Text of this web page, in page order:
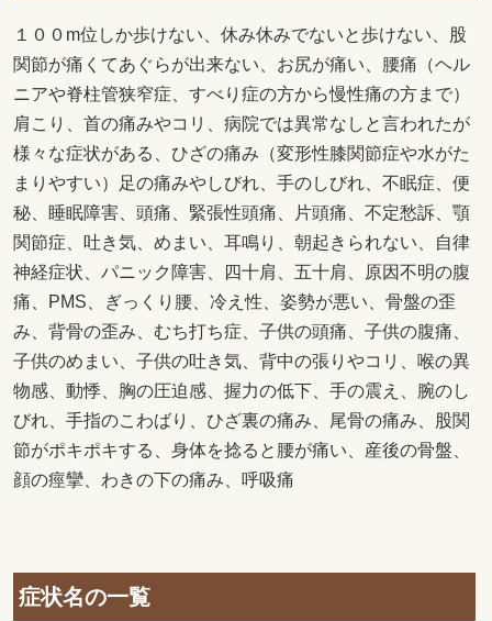
１００m位しか歩けない、休み休みでないと歩けない、股
関節が痛くてあぐらが出来ない、お尻が痛い、腰痛（ヘル
ニアや脊柱管狭窄症、すべり症の方から慢性痛の方まで）
肩こり、首の痛みやコリ、病院では異常なしと言われたが
様々な症状がある、ひざの痛み（変形性膝関節症や水がた
まりやすい）足の痛みやしびれ、手のしびれ、不眠症、便
秘、睡眠障害、頭痛、緊張性頭痛、片頭痛、不定愁訴、顎
関節症、吐き気、めまい、耳鳴り、朝起きられない、自律
神経症状、パニック障害、四十肩、五十肩、原因不明の腹
痛、PMS、ぎっくり腰、冷え性、姿勢が悪い、骨盤の歪
み、背骨の歪み、むち打ち症、子供の頭痛、子供の腹痛、
子供のめまい、子供の吐き気、背中の張りやコリ、喉の異
物感、動悸、胸の圧迫感、握力の低下、手の震え、腕のし
びれ、手指のこわばり、ひざ裏の痛み、尾骨の痛み、股関
節がポキポキする、身体を捻ると腰が痛い、産後の骨盤、
顔の痙攣、わきの下の痛み、呼吸痛
症状名の一覧